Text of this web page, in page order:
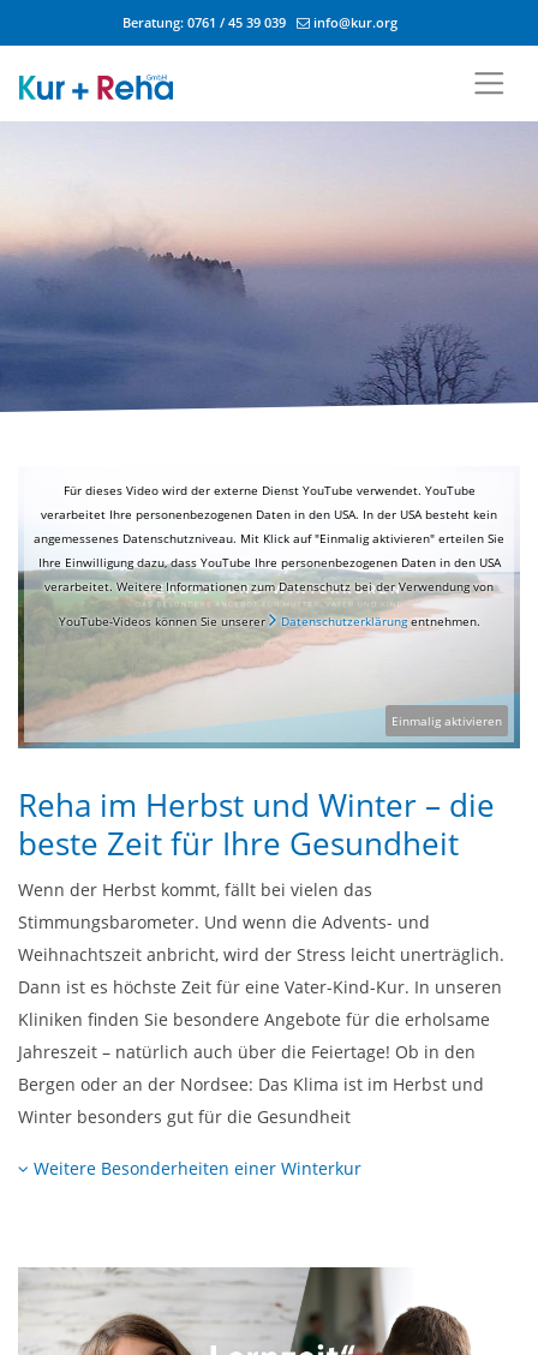
Beratung: 0761 / 45 39 039 info@kur.org
Für dieses Video wird der externe Dienst YouTube verwendet. YouTube
verarbeitet Ihre personenbezogenen Daten in den USA. In der USA besteht kein
angemessenes Datenschutzniveau. Mit Klick auf "Einmalig aktivieren" erteilen Sie
Ihre Einwilligung dazu, dass YouTube Ihre personenbezogenen Daten in den USA
verarbeitet. Weitere Informationen zum Datenschutz bei der Verwendung von
YouTube-Videos können Sie unserer Datenschutzerklärungentnehmen.
Einmalig aktivieren
Reha im Herbst und Winter – die
beste Zeit für Ihre Gesundheit
Wenn der Herbst kommt, fällt bei vielen das
Stimmungsbarometer. Und wenn die Advents- und
Weihnachtszeit anbricht, wird der Stress leicht unerträglich.
Dann ist es höchste Zeit für eine Vater-Kind-Kur. In unseren
Kliniken finden Sie besondere Angebote für die erholsame
Jahreszeit – natürlich auch über die Feiertage! Ob in den
Bergen oder an der Nordsee: Das Klima ist im Herbst und
Winter besonders gut für die Gesundheit
Weitere Besonderheiten einer Winterkur